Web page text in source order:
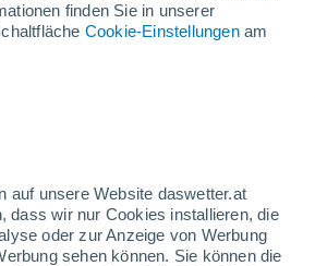
finden Sie in unserer
Cookie-Einstellungenam
auf unsere Website daswetter.at
dass wir nur Cookies installieren, die
oder zur Anzeige von Werbung
sehen können. Sie können die
Linz
Pilsen